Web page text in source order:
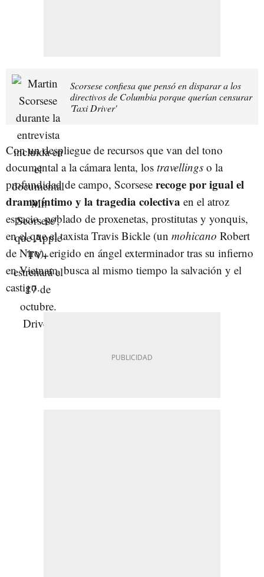
Scorsese confiesa que pensó en disparar a los
directivos de Columbia porque querían censurar
'Taxi Driver'
Con un despliegue de recursos que van del tono
documental a la cámara lenta, los travellings o la
profundidad de campo, Scorsese recoge por igual el
drama íntimo y la tragedia colectiva en el atroz
espacio, poblado de proxenetas, prostitutas y yonquis,
en el que el taxista Travis Bickle (un mohicano Robert
de Niro), erigido en ángel exterminador tras su infierno
en Vietnam, busca al mismo tiempo la salvación y el
castigo.